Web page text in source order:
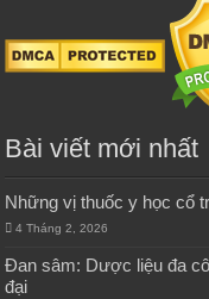
Bài viết mới nhất
Những vị thuốc y học cổ
4 Tháng 2, 2026
Đan sâm: Dược liệu đa
đại